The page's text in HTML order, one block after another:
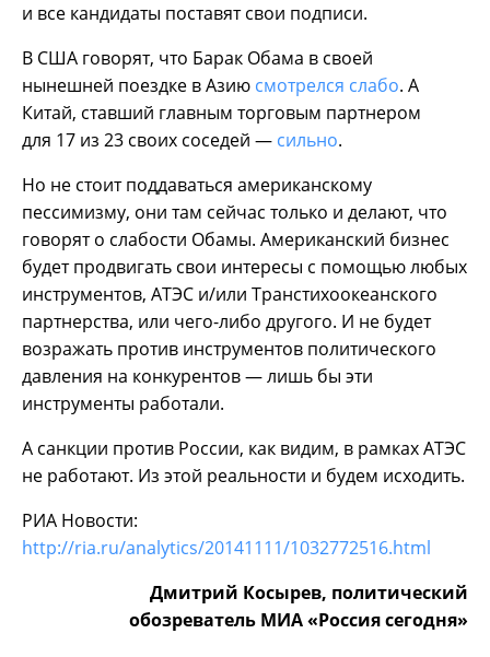
и все кандидаты поставят свои подписи.
В США говорят, что Барак Обама в своей
нынешней поездке в Азию смотрелся слабо. А
Китай, ставший главным торговым партнером
для 17 из 23 своих соседей — сильно.
Но не стоит поддаваться американскому
пессимизму, они там сейчас только и делают, что
говорят о слабости Обамы. Американский бизнес
будет продвигать свои интересы с помощью любых
инструментов, АТЭС и/или Транстихоокеанского
партнерства, или чего-либо другого. И не будет
возражать против инструментов политического
давления на конкурентов — лишь бы эти
инструменты работали.
А санкции против России, как видим, в рамках АТЭС
не работают. Из этой реальности и будем исходить.
РИА Новости:
http://ria.ru/analytics/20141111/1032772516.html
Дмитрий Косырев, политический
обозреватель МИА «Россия сегодня»